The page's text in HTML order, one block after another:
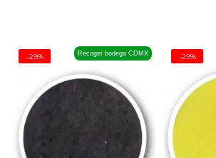
Recoger bodega CDMX
-29% -29%